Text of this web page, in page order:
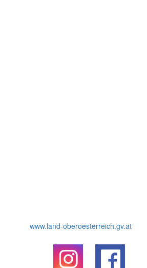
www.land-oberoesterreich.gv.at